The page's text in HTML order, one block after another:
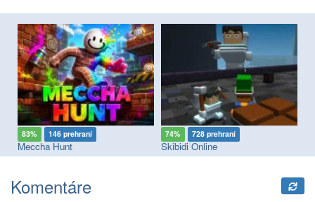
83% 146 prehraní
Meccha Hunt
74% 728 prehraní
Skibidi Online
Komentáre